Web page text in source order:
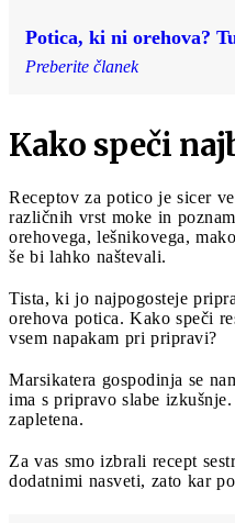
Potica, ki ni orehova?
Preberite članek
Kako speči
Receptov za potico je sicer
različnih vrst moke in
orehovega, lešnikovega,
še bi lahko naštevali.
Tista, ki jo najpogosteje
orehova potica. Kako speči
vsem napakam pri pripravi?
Marsikatera gospodinja se
ima s pripravo slabe
zapletena.
Za vas smo izbrali recept
dodatnimi nasveti, zato kar